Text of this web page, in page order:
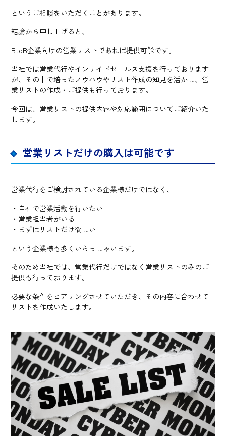
というご相談をいただくことがあります。
結論から申し上げると、
BtoB企業向けの営業リストであれば提供可能です。
当社では営業代行やインサイドセールス支援を行っております
が、その中で培ったノウハウやリスト作成の知見を活かし、営
業リストの作成・ご提供も行っております。
今回は、営業リストの提供内容や対応範囲についてご紹介いた
します。
営業リストだけの購入は可能です
営業代行をご検討されている企業様だけではなく、
・自社で営業活動を行いたい
・営業担当者がいる
・まずはリストだけ欲しい
という企業様も多くいらっしゃいます。
そのため当社では、営業代行だけではなく営業リストのみのご
提供も行っております。
必要な条件をヒアリングさせていただき、その内容に合わせて
リストを作成いたします。